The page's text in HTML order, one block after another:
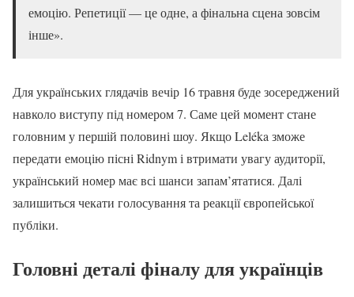
емоцію. Репетиції — це одне, а фінальна сцена зовсім
інше».
Для українських глядачів вечір 16 травня буде зосереджений
навколо виступу під номером 7. Саме цей момент стане
головним у першій половині шоу. Якщо Leléka зможе
передати емоцію пісні Ridnym і втримати увагу аудиторії,
український номер має всі шанси запам’ятатися. Далі
залишиться чекати голосування та реакції європейської
публіки.
Головні деталі фіналу для українців